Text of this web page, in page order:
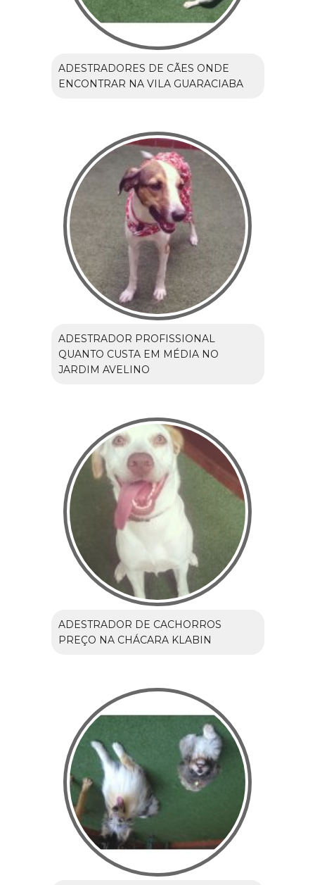
ADESTRADORES DE CÃES ONDE
ENCONTRAR NA VILA GUARACIABA
ADESTRADOR PROFISSIONAL
QUANTO CUSTA EM MÉDIA NO
JARDIM AVELINO
ADESTRADOR DE CACHORROS
PREÇO NA CHÁCARA KLABIN